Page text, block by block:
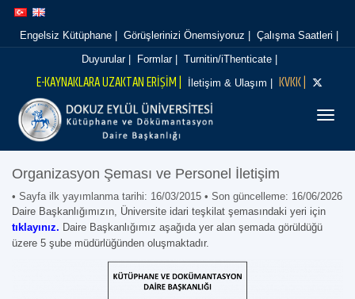
İçeriğe
Navigasyona
Engelsiz Kütüphane |
Görüşlerinizi Önemsiyoruz |
Çalışma Saatleri |
Duyurular |
Formlar | Turnitin/iThenticate |
E-KAYNAKLARA UZAKTAN ERİŞİM | İletişim & Ulaşım | KVKK |
Organizasyon Şeması ve Personel İletişim
• Sayfa ilk yayımlanma tarihi: 16/03/2015 • Son güncelleme: 16/06/2026
Daire Başkanlığımızın, Üniversite idari teşkilat şemasındaki yeri için
tıklayınız. Daire Başkanlığımız aşağıda yer alan şemada görüldüğü
üzere 5 şube müdürlüğünden oluşmaktadır.